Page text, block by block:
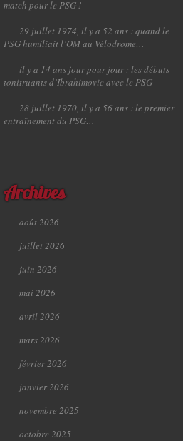
match pour le PSG !
29 juillet 1974, il y a 52 ans : quand le
PSG humiliait l’OM au Vélodrome…
il y a 14 ans jour pour jour : les débuts
tonitruants d’Ibrahimovic avec le PSG
28 juillet 1970, il y a 56 ans : le premier
entraînement du PSG…
Archives
août 2026
juillet 2026
juin 2026
mai 2026
avril 2026
mars 2026
février 2026
janvier 2026
novembre 2025
octobre 2025